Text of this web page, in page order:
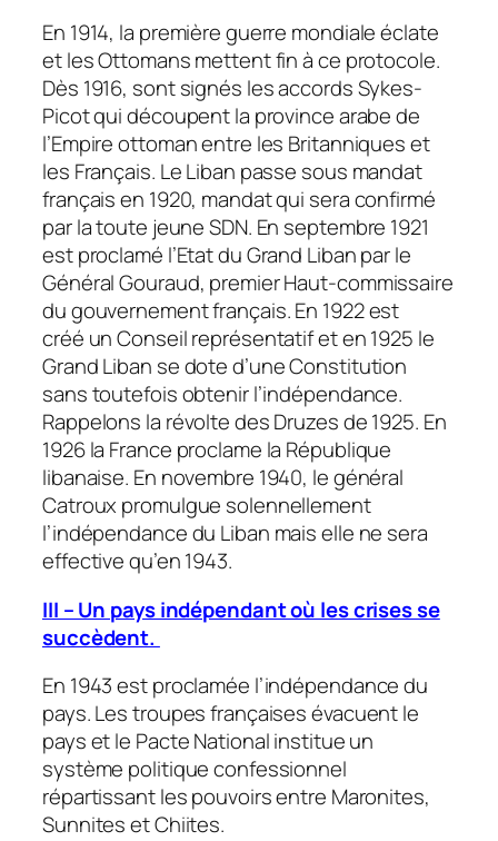
En 1914, la première guerre mondiale éclate
et les Ottomans mettent fin à ce protocole.
Dès 1916, sont signés les accords Sykes-
Picot qui découpent la province arabe de
l’Empire ottoman entre les Britanniques et
les Français. Le Liban passe sous mandat
français en 1920, mandat qui sera confirmé
par la toute jeune SDN. En septembre 1921
est proclamé l’Etat du Grand Liban par le
Général Gouraud, premier Haut-commissaire
du gouvernement français. En 1922 est
créé un Conseil représentatif et en 1925 le
Grand Liban se dote d’une Constitution
sans toutefois obtenir l’indépendance.
Rappelons la révolte des Druzes de 1925. En
1926 la France proclame la République
libanaise. En novembre 1940, le général
Catroux promulgue solennellement
l’indépendance du Liban mais elle ne sera
effective qu’en 1943.
III – Un pays indépendant où les crises se
succèdent.
En 1943 est proclamée l’indépendance du
pays. Les troupes françaises évacuent le
pays et le Pacte National institue un
système politique confessionnel
répartissant les pouvoirs entre Maronites,
Sunnites et Chiites.